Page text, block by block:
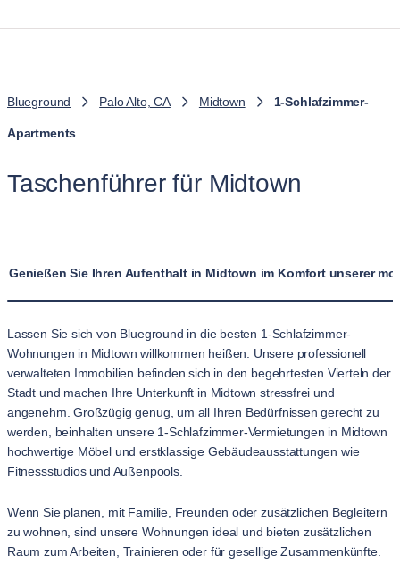
Blueground Palo Alto, CA Midtown 1-Schlafzimmer-
Apartments
Taschenführer für Midtown
Genießen Sie Ihren Aufenthalt in Midtown im Komfort unserer
Lassen Sie sich von Blueground in die besten 1-Schlafzimmer-
Wohnungen in Midtown willkommen heißen. Unsere professionell
verwalteten Immobilien befinden sich in den begehrtesten Vierteln der
Stadt und machen Ihre Unterkunft in Midtown stressfrei und
angenehm. Großzügig genug, um all Ihren Bedürfnissen gerecht zu
werden, beinhalten unsere 1-Schlafzimmer-Vermietungen in Midtown
hochwertige Möbel und erstklassige Gebäudeausstattungen wie
Fitnessstudios und Außenpools.
Wenn Sie planen, mit Familie, Freunden oder zusätzlichen Begleitern
zu wohnen, sind unsere Wohnungen ideal und bieten zusätzlichen
Raum zum Arbeiten, Trainieren oder für gesellige Zusammenkünfte.